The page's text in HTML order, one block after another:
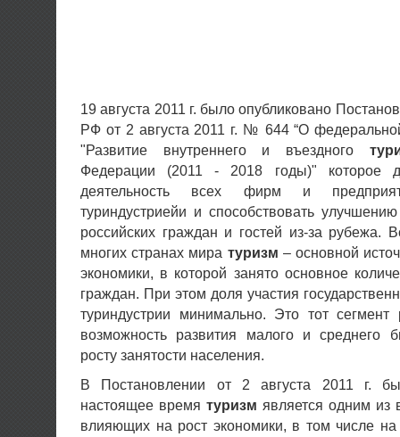
19 августа 2011 г. было опубликовано
РФ от 2 августа 2011 г. № 644 “О
"Развитие внутреннего и въездного
Федерации (2011 - 2018 годы)" которое
деятельность всех фирм и
туриндустриейи и способствовать
российских граждан и гостей из-за рубежа.
многих странах мира туризм – основной
экономики, в которой занято основное
граждан. При этом доля участия
туриндустрии минимально. Это тот
возможность развития малого и среднего
росту занятости населения.
В Постановлении от 2 августа 2011 г.
настоящее время туризм является одним из
влияющих на рост экономики, в том числе на